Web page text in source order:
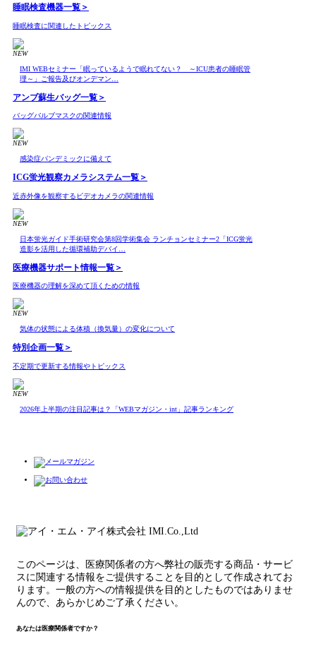
睡眠検査機器一覧＞
睡眠検査に関連したトピックス
NEW
IMI WEBセミナー「眠っているようで眠れてない？ ～ICU患者の睡眠管
理～」ご報告及びオンデマン…
アンブ蘇生バッグ一覧＞
バッグバルブマスクの関連情報
NEW
感染症パンデミックに備えて
ICG蛍光観察カメラシステム一覧＞
近赤外像を観察するビデオカメラの関連情報
NEW
日本蛍光ガイド手術研究会第8回学術集会 ランチョンセミナー2「ICG蛍光
造影を活用した循環補助デバイ…
医療機器サポート情報一覧＞
医療機器の理解を深めて頂くための情報
NEW
気体の状態による体積（換気量）の変化について
特別企画一覧＞
不定期で更新する情報やトピックス
NEW
2026年上半期の注目記事は？「WEBマガジン・int」記事ランキング
このページは、医療関係者の方へ弊社の販売する商品・サービ
スに関連する情報をご提供することを目的として作成されてお
ります。一般の方への情報提供を目的としたものではありませ
んので、あらかじめご了承ください。
あなたは医療関係者ですか？